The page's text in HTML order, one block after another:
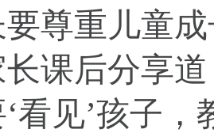
尊重儿童
课后分享
看见’孩子